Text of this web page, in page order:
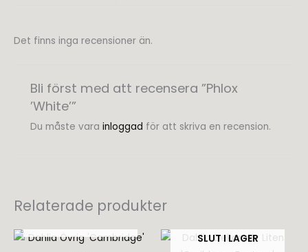
Det finns inga recensioner än.
Bli först med att recensera ”Phlox
’White’”
Du måste vara inloggad för att skriva en recension.
Relaterade produkter
SLUT I LAGER